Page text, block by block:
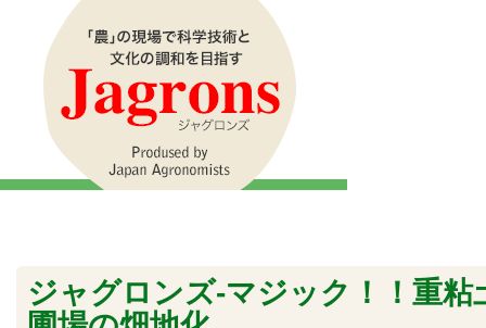
ジャグロンズ-マジック！！重粘